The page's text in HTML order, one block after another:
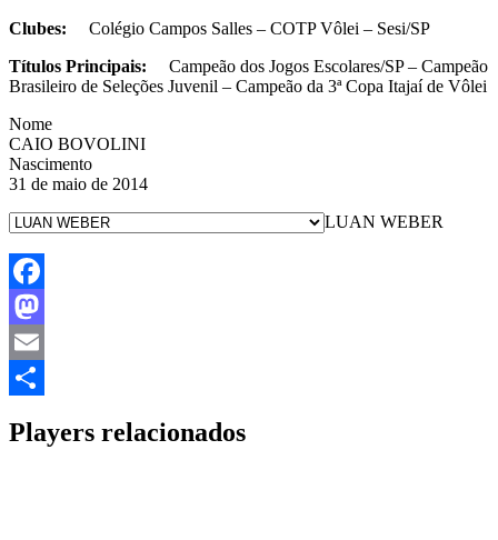
Clubes: Colégio Campos Salles – COTP Vôlei – Sesi/SP
Títulos Principais: Campeão dos Jogos Escolares/SP – Campeão
Brasileiro de Seleções Juvenil – Campeão da 3ª Copa Itajaí de Vôlei
Nome
CAIO BOVOLINI
Nascimento
31 de maio de 2014
LUAN WEBER
Facebook
Mastodon
Email
Players relacionados